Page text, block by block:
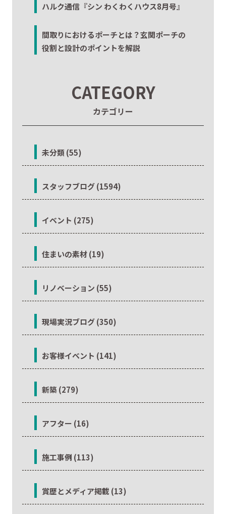
ハルク通信『シン わくわくハウス8月号』
間取りにおけるポーチとは？玄関ポーチの
役割と設計のポイントを解説
CATEGORY
カテゴリー
未分類 (55)
スタッフブログ (1594)
イベント (275)
住まいの素材 (19)
リノベーション (55)
現場実況ブログ (350)
お客様イベント (141)
新築 (279)
アフター (16)
施工事例 (113)
賞歴とメディア掲載 (13)